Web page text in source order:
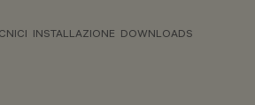
INSTALLAZIONE DOWNLOADS